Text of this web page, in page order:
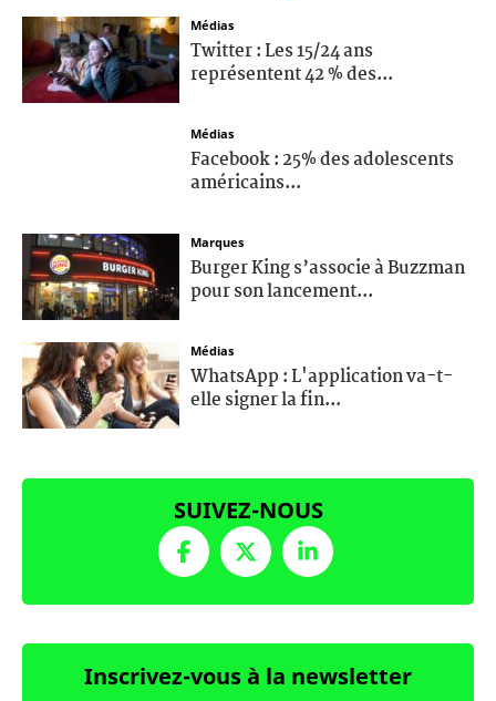
Médias
Twitter : Les 15/24 ans
représentent 42 % des...
Médias
Facebook : 25% des adolescents
américains...
Marques
Burger King s’associe à Buzzman
pour son lancement...
Médias
WhatsApp : L'application va-t-
elle signer la fin...
SUIVEZ-NOUS
Inscrivez-vous à la newsletter